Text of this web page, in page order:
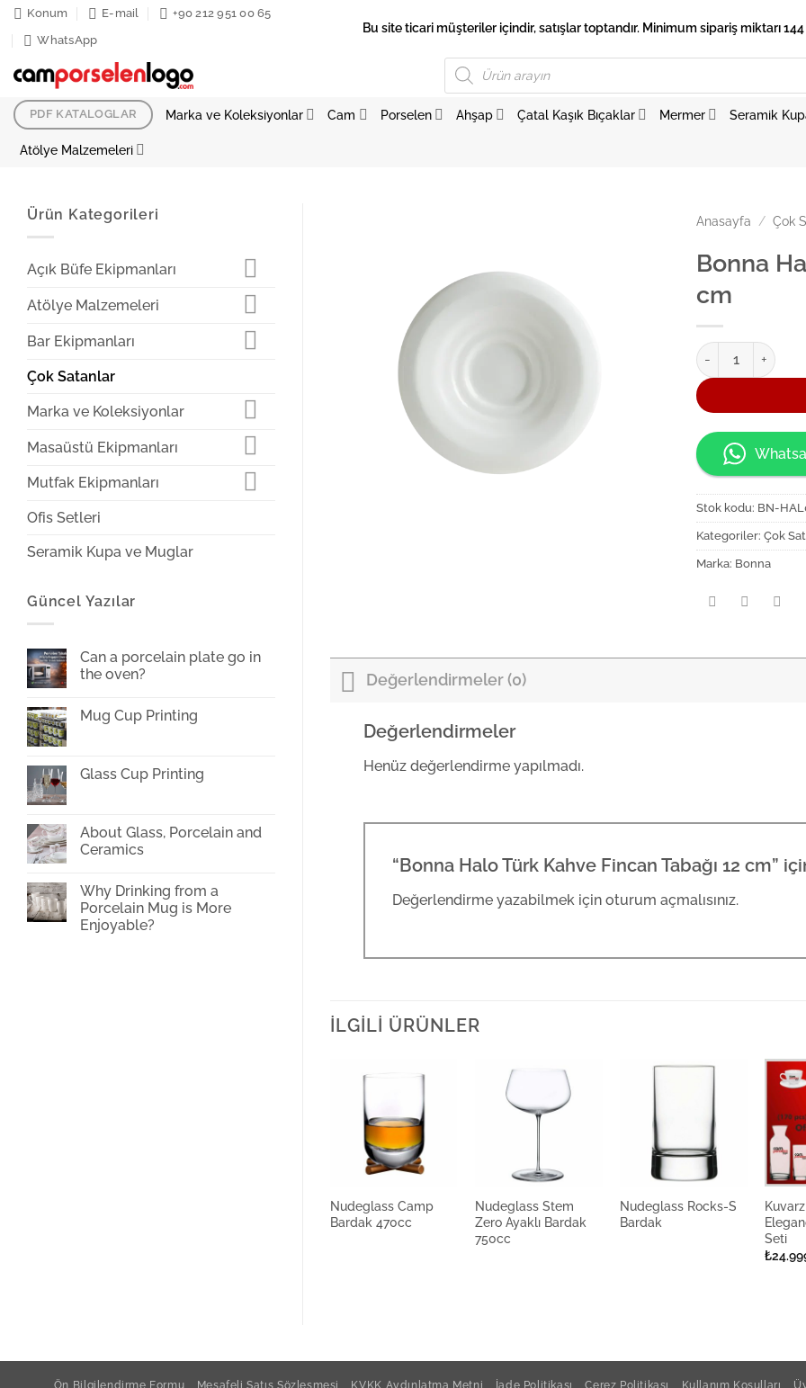
İçeriğe
atla
Konum E-mail
+90 212 951 00 65
WhatsApp
Bu site ticari müşteriler içindir, satışlar toptandır. Minimum sipariş miktarı
Products
search
PDF KATALOGLAR Marka ve Koleksiyonlar Cam Porselen Ahşap Çatal Kaşık Bıçaklar Mermer Seramik
Atölye Malzemeleri
Ürün Kategorileri
Açık Büfe Ekipmanları
Atölye Malzemeleri
Bar Ekipmanları
Çok Satanlar
Marka ve Koleksiyonlar
Masaüstü Ekipmanları
Mutfak Ekipmanları
Ofis Setleri
Seramik Kupa ve Muglar
Güncel Yazılar
Can a porcelain plate go in
the oven?
on
go
Mug Cup Printing
Mug
Cup
Glass Cup Printing
Glass
Cup
Printing
About Glass, Porcelain and
Ceramics
on
About
Glass,
Porcelain
Why Drinking from a
Porcelain Mug is More
Enjoyable?
Anasayfa / Çok
Bonna
cm
Bonna Halo Türk
Stok kodu: BN-
Kategoriler:Çok
Marka: Bonna
Değerlendirmeler (0)
Değerlendirmeler
Henüz değerlendirme yapılmadı.
“Bonna Halo Türk Kahve Fincan Tabağı 12 cm”
Değerlendirme yazabilmek için oturum açmalısınız.
İLGILI ÜRÜNLER
Nudeglass Camp
Bardak 470cc
Nudeglass Stem
Zero Ayaklı Bardak
750cc
Nudeglass Rocks-S
Bardak
Seti
₺
Ön Bilgilendirme Formu Mesafeli Satış Sözleşmesi KVKK Aydınlatma Metni İade Politikası Çerez Politikası Kullanım Koşulları